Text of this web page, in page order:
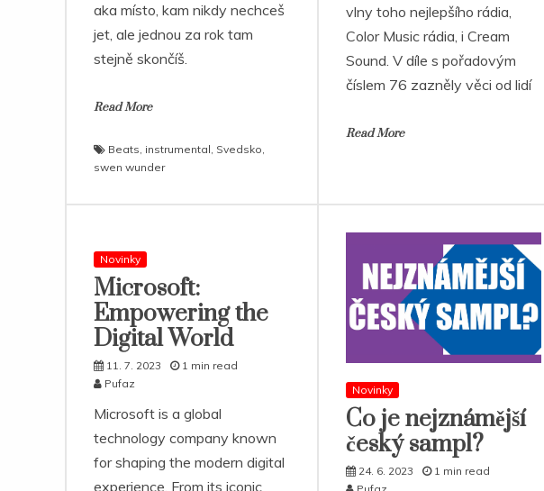
aka místo, kam nikdy nechceš
jet, ale jednou za rok tam
stejně skončíš.
Read More
Beats, instrumental, Svedsko,
swen wunder
vlny toho nejlepšího rádia,
Color Music rádia, i Cream
Sound. V díle s pořadovým
číslem 76 zazněly věci od lidí
Read More
Novinky
Microsoft:
Empowering the
Digital World
11. 7. 2023
1 min read
Pufaz
Microsoft is a global
technology company known
for shaping the modern digital
experience. From its iconic
Novinky
Co je nejznámější
český sampl?
24. 6. 2023
1 min read